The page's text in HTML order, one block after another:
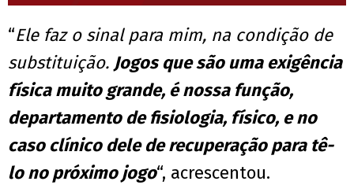
“Ele faz o sinal para mim, na condição de
substituição. Jogos que são uma exigência
física muito grande, é nossa função,
departamento de fisiologia, físico, e no
caso clínico dele de recuperação para tê-
lo no próximo jogo“, acrescentou.